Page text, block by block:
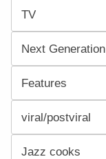
TV
Next Generation
Features
viral/postviral
Jazz cooks